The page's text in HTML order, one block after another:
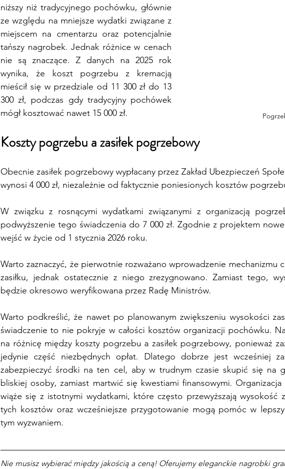
niższy niż tradycyjnego pochówku, głównie
ze względu na mniejsze wydatki związane z
miejscem na cmentarzu oraz potencjalnie
tańszy nagrobek. Jednak różnice w cenach
nie są znaczące. Z danych na 2025 rok
wynika, że koszt pogrzebu z kremacją
mieścił się w przedziale od 11 300 zł do 13
300 zł, podczas gdy tradycyjny pochówek
mógł kosztować nawet 15 000 zł.
Koszty pogrzebu a zasiłek pogrzebowy
Obecnie zasiłek pogrzebowy wypłacany przez Zakład Ubezpieczeń
wynosi 4 000 zł, niezależnie od faktycznie poniesionych kosztów
W związku z rosnącymi wydatkami związanymi z organizacją
podwyższenie tego świadczenia do 7 000 zł. Zgodnie z projektem
wejść w życie od 1 stycznia 2026 roku.
Warto zaznaczyć, że pierwotnie rozważano wprowadzenie mechanizmu
zasiłku, jednak ostatecznie z niego zrezygnowano. Zamiast tego,
będzie okresowo weryfikowana przez Radę Ministrów.
Warto podkreślić, że nawet po planowanym zwiększeniu wysokości
świadczenie to nie pokryje w całości kosztów organizacji pochówku.
na różnicę między koszty pogrzebu a zasiłek pogrzebowy, ponieważ
jedynie część niezbędnych opłat. Dlatego dobrze jest wcześniej
zabezpieczyć środki na ten cel, aby w trudnym czasie skupić się na
bliskiej osoby, zamiast martwić się kwestiami finansowymi.
wiąże się z istotnymi wydatkami, które często przewyższają wysokość
tych kosztów oraz wcześniejsze przygotowanie mogą pomóc w
tym wyzwaniem.
Nie musisz wybierać między jakością a ceną! Oferujemy eleganckie nagrobki